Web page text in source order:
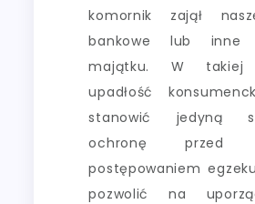
komornik zajął
bankowe lub inne
majątku. W takiej
upadłość
stanowić jedyną
ochronę przed
postępowaniem
pozwolić na